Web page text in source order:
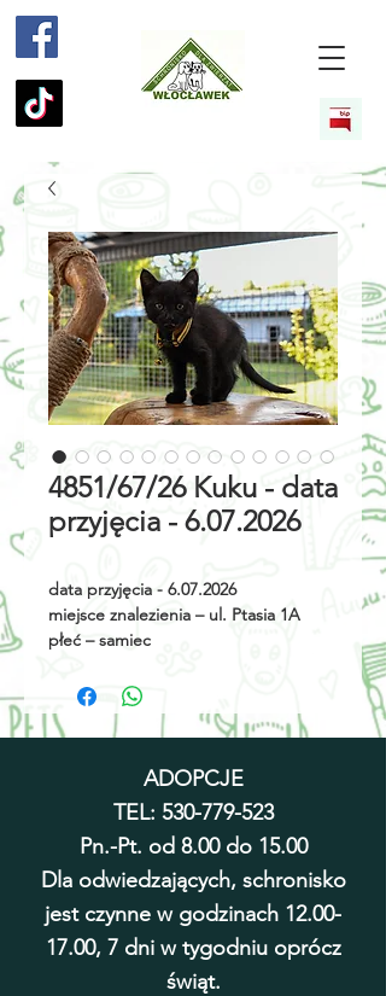
4851/67/26 Kuku - data
przyjęcia - 6.07.2026
data przyjęcia - 6.07.2026
miejsce znalezienia – ul. Ptasia 1A
płeć – samiec
umaszczenie – czarny
wielkość - kociak
cechy szczególne - brak
ADOPCJE
TEL: 530-779-523
Pn.-Pt. od 8.00 do 15.00
Dla odwiedzających, schronisko
jest czynne w godzinach 12.00-
17.00, 7 dni w tygodniu oprócz
świąt.